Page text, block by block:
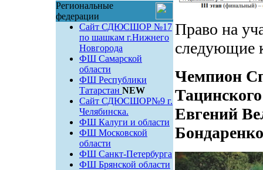
Региональные
федерации
Сайт СДЮСШОР №17
по шашкам г.Нижнего
Новгорода
ФШ Самарской
области
ФШ Республики
Татарстан NEW
Сайт СДЮСШОР№9 г.
Челябинска.
ФШ Калуги и области
ФШ Московской
области
ФШ Санкт-Петербурга
ФШ Брянской области
Право на
следующие
Чемпион
Евгений